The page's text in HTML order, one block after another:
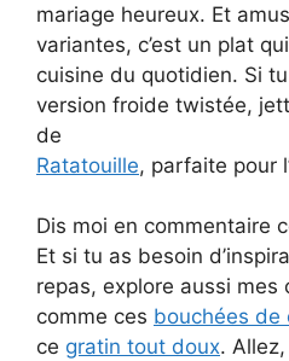
mariage heureux. Et
variantes, c’est un plat
cuisine du quotidien. Si
version froide twistée,
de
Ratatouille, parfaite pour
Dis moi en commentaire
Et si tu as besoin
repas, explore aussi
comme ces bouchées de
ce gratin tout doux.